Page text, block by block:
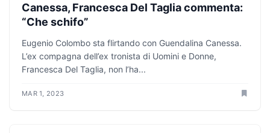
Canessa, Francesca Del Taglia commenta:
“Che schifo”
Eugenio Colombo sta flirtando con Guendalina Canessa.
L’ex compagna dell’ex tronista di Uomini e Donne,
Francesca Del Taglia, non l’ha...
MAR 1, 2023